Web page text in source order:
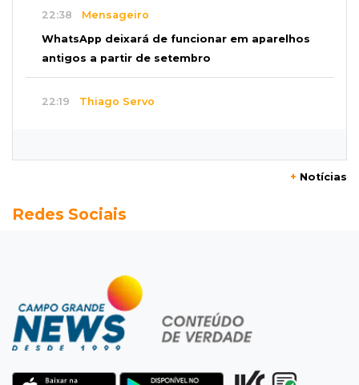
22:38 Mensageiro
WhatsApp deixará de funcionar em aparelhos
antigos a partir de setembro
22:19 Thiago Servo
Semana vai começar com 909 novas
Flagrante
Motorista atinge carro parado, perde
retrovisor e foge no Jardim Antártica
+ Notícias
Redes Sociais